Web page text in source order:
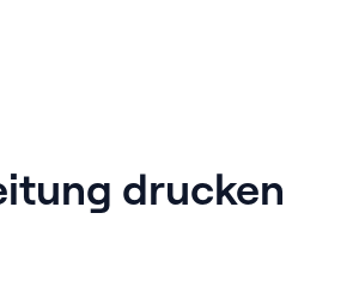
drucken